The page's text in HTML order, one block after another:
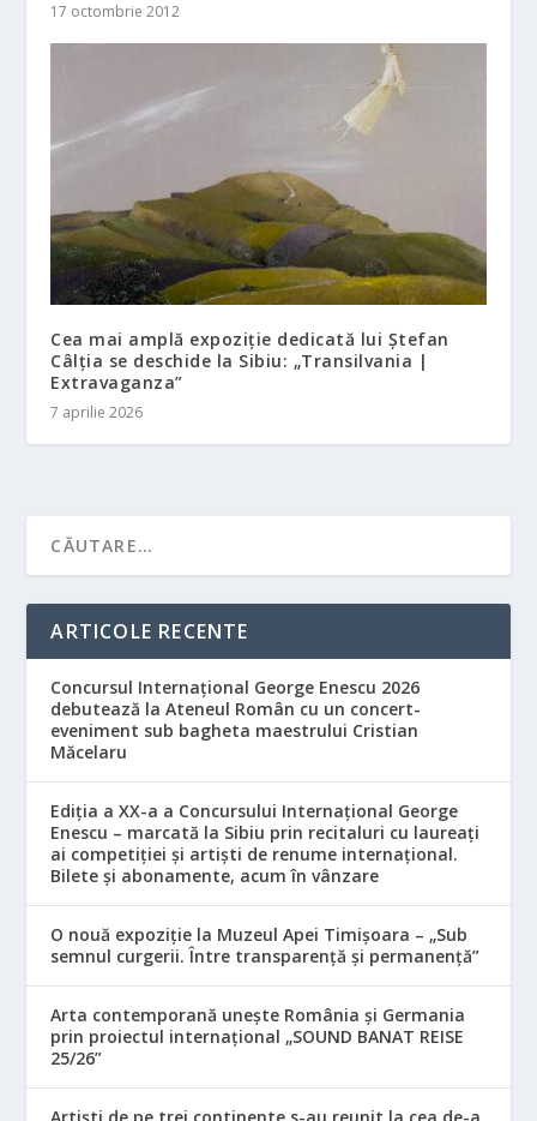
17 octombrie 2012
Cea mai amplă expoziție dedicată lui Ștefan
Câlția se deschide la Sibiu: „Transilvania |
Extravaganza”
7 aprilie 2026
ARTICOLE RECENTE
Concursul Internațional George Enescu 2026
debutează la Ateneul Român cu un concert-
eveniment sub bagheta maestrului Cristian
Măcelaru
Ediția a XX-a a Concursului Internațional George
Enescu – marcată la Sibiu prin recitaluri cu laureați
ai competiției și artiști de renume internațional.
Bilete și abonamente, acum în vânzare
O nouă expoziție la Muzeul Apei Timișoara – „Sub
semnul curgerii. Între transparență și permanență”
Arta contemporană unește România și Germania
prin proiectul internațional „SOUND BANAT REISE
25/26”